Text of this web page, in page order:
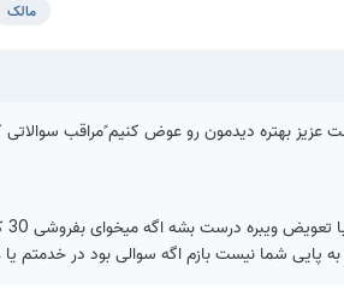
مالک
دوست عزیز بهتره دیدمون رو عوض کنیم ًمراقب سوالاتی
پایی شما نیست بازم اگه سوالی بود در خدمتم